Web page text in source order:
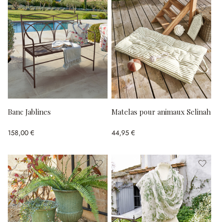
Banc Jablines
158,00 €
Matelas pour animaux Selinah
44,95 €